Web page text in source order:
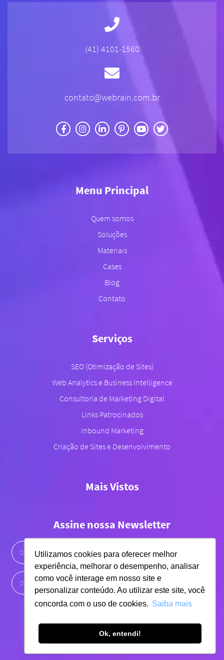
Utilizamos cookies para oferecer melhor
experiência, melhorar o desempenho, analisar
como você interage em nosso site e
personalizar conteúdo. Ao utilizar este site, você
concorda com o uso de cookies. Saiba mais
Ok, entendi!
(41) 4101-1560
contato@webrain.com.br
Menu Principal
Quem somos
Soluções
Materiais
Cases
Blog
Contato
Serviços
SEO (Otimização de Sites)
Web Analytics e Business Intelligence
Consultoria de Marketing Digital
Links Patrocinados
Inbound Marketing
Criação de Sites e Desenvolvimento
Mais Vistos
Assine nossa Newsletter